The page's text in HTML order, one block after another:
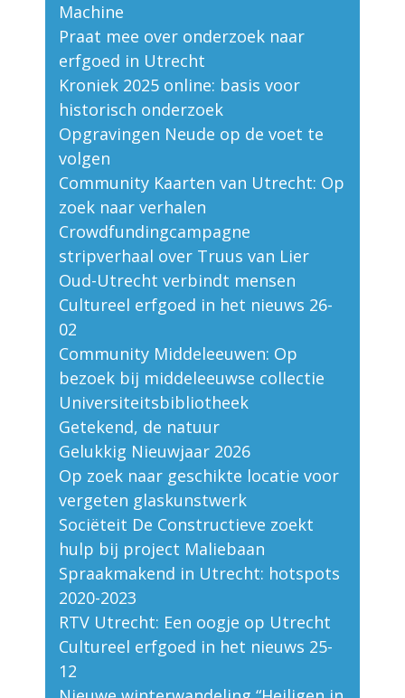
Machine
Praat mee over onderzoek naar
erfgoed in Utrecht
Kroniek 2025 online: basis voor
historisch onderzoek
Opgravingen Neude op de voet te
volgen
Community Kaarten van Utrecht: Op
zoek naar verhalen
Crowdfundingcampagne
stripverhaal over Truus van Lier
Oud-Utrecht verbindt mensen
Cultureel erfgoed in het nieuws 26-
02
Community Middeleeuwen: Op
bezoek bij middeleeuwse collectie
Universiteitsbibliotheek
Getekend, de natuur
Gelukkig Nieuwjaar 2026
Op zoek naar geschikte locatie voor
vergeten glaskunstwerk
Sociëteit De Constructieve zoekt
hulp bij project Maliebaan
Spraakmakend in Utrecht: hotspots
2020-2023
RTV Utrecht: Een oogje op Utrecht
Cultureel erfgoed in het nieuws 25-
12